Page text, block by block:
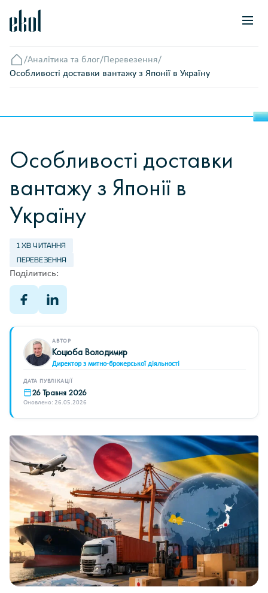
Головна
/Аналітика та блог/Перевезення/
Особливості доставки вантажу з Японії в Україну
Особливості доставки
вантажу з Японії в
Україну
1 ХВ ЧИТАННЯ
ПЕРЕВЕЗЕННЯ
Поділитись:
АВТОР
Коцюба Володимир
Директор з митно-брокерської діяльності
ДАТА ПУБЛІКАЦІЇ
26 Травня 2026
Оновлено: 26.05.2026